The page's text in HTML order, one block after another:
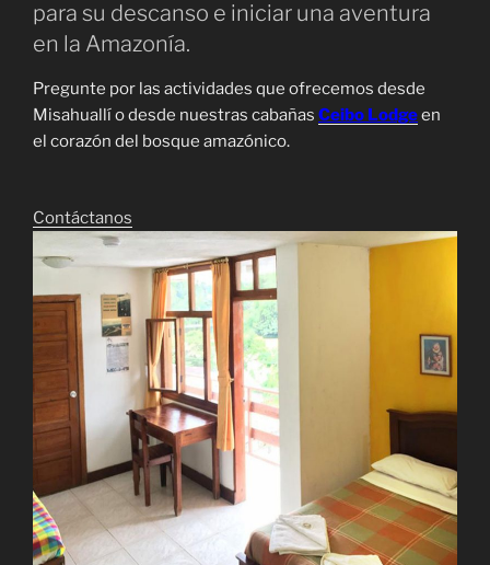
para su descanso e iniciar una aventura
en la Amazonía.
Pregunte por las actividades que ofrecemos desde
Misahuallí o desde nuestras cabañas Ceibo Lodgeen
el corazón del bosque amazónico.
Contáctanos